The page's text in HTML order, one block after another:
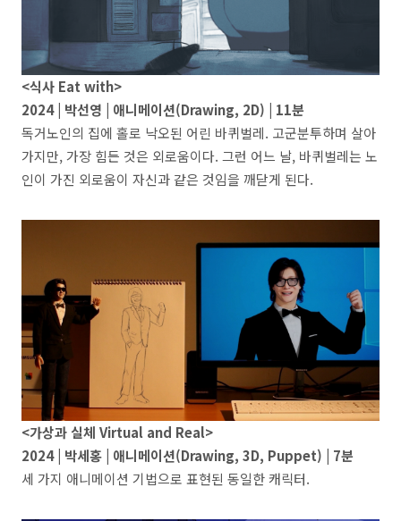
<식사 Eat with>
2024 | 박선영 | 애니메이션(Drawing, 2D) | 11분
독거노인의 집에 홀로 낙오된 어린 바퀴벌레. 고군분투하며 살아
가지만, 가장 힘든 것은 외로움이다. 그런 어느 날, 바퀴벌레는 노
인이 가진 외로움이 자신과 같은 것임을 깨닫게 된다.
<가상과 실체 Virtual and Real>
2024 | 박세홍 | 애니메이션(Drawing, 3D, Puppet) | 7분
세 가지 애니메이션 기법으로 표현된 동일한 캐릭터.